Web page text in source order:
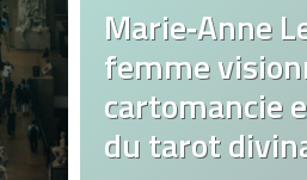
Marie‑Anne
femme
cartomancie
du tarot